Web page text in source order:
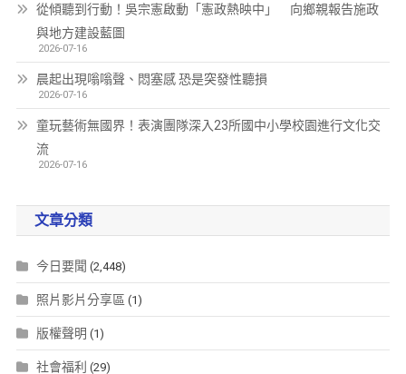
從傾聽到行動！吳宗憲啟動「憲政熱映中」 向鄉親報告施政
與地方建設藍圖
2026-07-16
晨起出現嗡嗡聲、悶塞感 恐是突發性聽損
2026-07-16
童玩藝術無國界！表演團隊深入23所國中小學校園進行文化交
流
2026-07-16
文章分類
今日要聞 (2,448)
照片影片分享區 (1)
版權聲明 (1)
社會福利 (29)